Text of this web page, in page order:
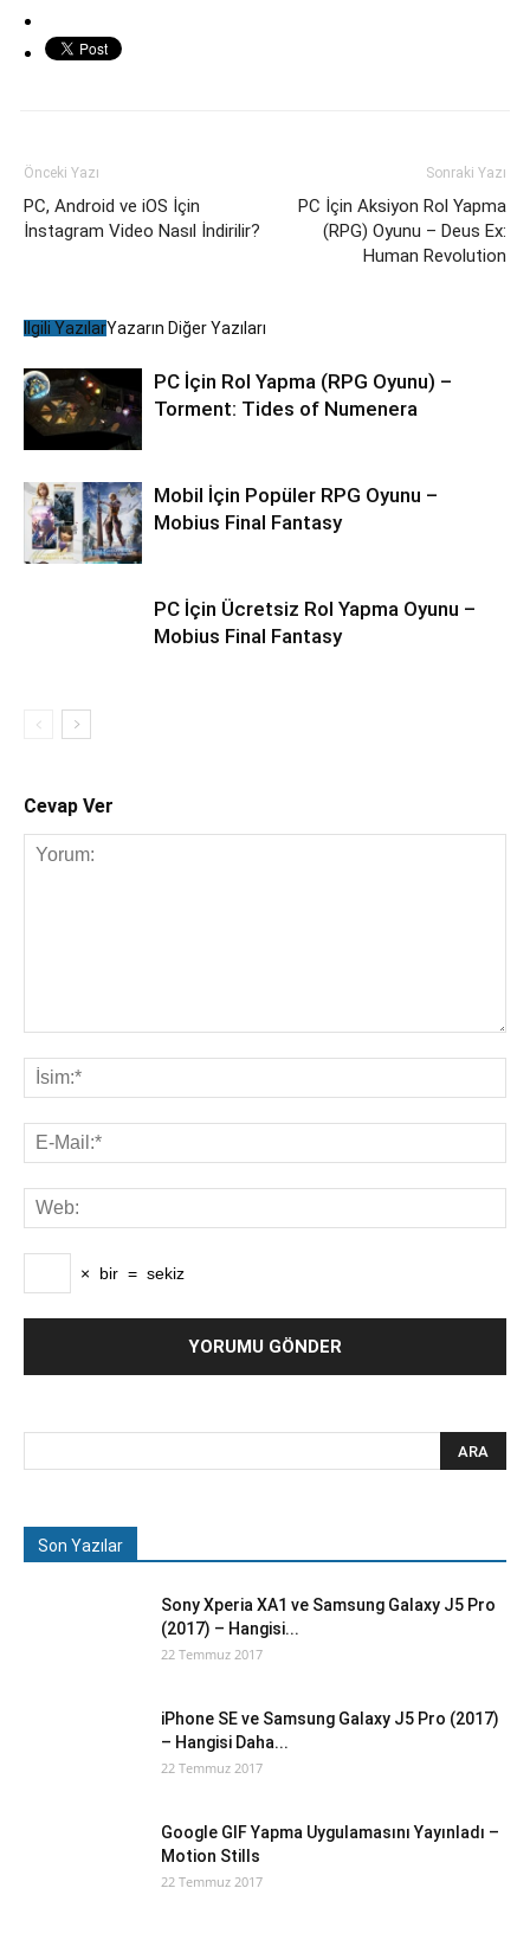
Önceki Yazı
PC, Android ve iOS İçin
İnstagram Video Nasıl İndirilir?
Sonraki Yazı
PC İçin Aksiyon Rol Yapma
(RPG) Oyunu – Deus Ex:
Human Revolution
İlgili YazılarYazarın Diğer Yazıları
PC İçin Rol Yapma (RPG Oyunu) –
Torment: Tides of Numenera
Mobil İçin Popüler RPG Oyunu –
Mobius Final Fantasy
PC İçin Ücretsiz Rol Yapma Oyunu –
Mobius Final Fantasy
Cevap Ver
× bir = sekiz
Son Yazılar
Sony Xperia XA1 ve Samsung Galaxy J5 Pro
(2017) – Hangisi...
22 Temmuz 2017
iPhone SE ve Samsung Galaxy J5 Pro (2017)
– Hangisi Daha...
22 Temmuz 2017
Google GIF Yapma Uygulamasını Yayınladı –
Motion Stills
22 Temmuz 2017